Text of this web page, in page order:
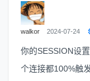
walkor 2024-07-24
你的SESSION设
个连接都100%触